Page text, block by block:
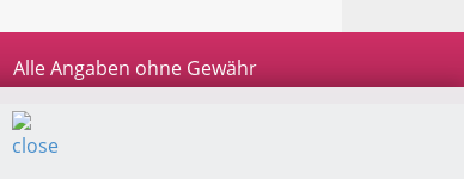
Alle Angaben ohne Gewähr